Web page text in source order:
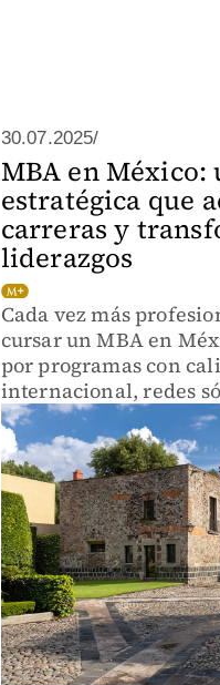
30.07.2025/
MBA en México:
estratégica que
carreras y
liderazgos
Cada vez más
cursar un MBA en
por programas con
internacional, redes
egresados y una
liderazgo.